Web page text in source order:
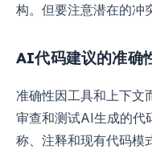
构。但要注意潜在的冲
AI代码建议的准确
准确性因工具和上下
审查和测试AI生成的代
称、注释和现有代码模